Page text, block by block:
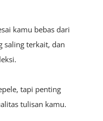
kamu bebas dari
saling terkait, dan
tapi penting
tulisan kamu.